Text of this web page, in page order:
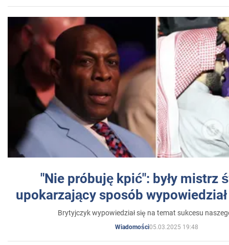
"Nie próbuję kpić": były mistrz
upokarzający sposób
Brytyjczyk wypowiedział się na temat sukcesu
Wiadomości05.03.2025 19:48